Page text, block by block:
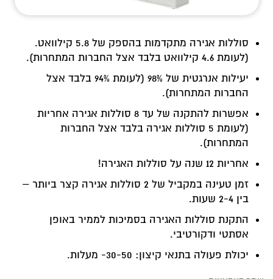
סוללות אגירה מתקדמות בהספק של 5.8 קילוואט.
(לעומת 4.6 קילוואט בלבד אצל החברות המתחרות).
יעילות אנרגטית של 98% (לעומת 94% בלבד אצל
החברות המתחרות).
אפשרות להתקנה של עד 8 סוללות אגירה אחריות
(לעומת 5 סוללות אגירה בלבד אצל החברות
המתחרות).
אחריות 12 שנה על סוללות האגירה!
זמן טעינה במקביל של 2 סוללות אגירה קצר ביותר –
בין 2-4 שעות.
התקנת סוללות האגירה בסמיכות לממיר באופן
אסתטי ודקורטיבי.
יכולת פעולה בתנאי קיצון: 30-50- מעלות.